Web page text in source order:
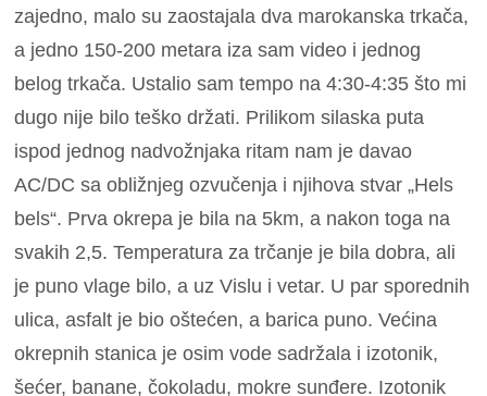
zajedno, malo su zaostajala dva marokanska trkača,
a jedno 150-200 metara iza sam video i jednog
belog trkača. Ustalio sam tempo na 4:30-4:35 što mi
dugo nije bilo teško držati. Prilikom silaska puta
ispod jednog nadvožnjaka ritam nam je davao
AC/DC sa obližnjeg ozvučenja i njihova stvar „Hels
bels“. Prva okrepa je bila na 5km, a nakon toga na
svakih 2,5. Temperatura za trčanje je bila dobra, ali
je puno vlage bilo, a uz Vislu i vetar. U par sporednih
ulica, asfalt je bio oštećen, a barica puno. Većina
okrepnih stanica je osim vode sadržala i izotonik,
šećer, banane, čokoladu, mokre sunđere. Izotonik